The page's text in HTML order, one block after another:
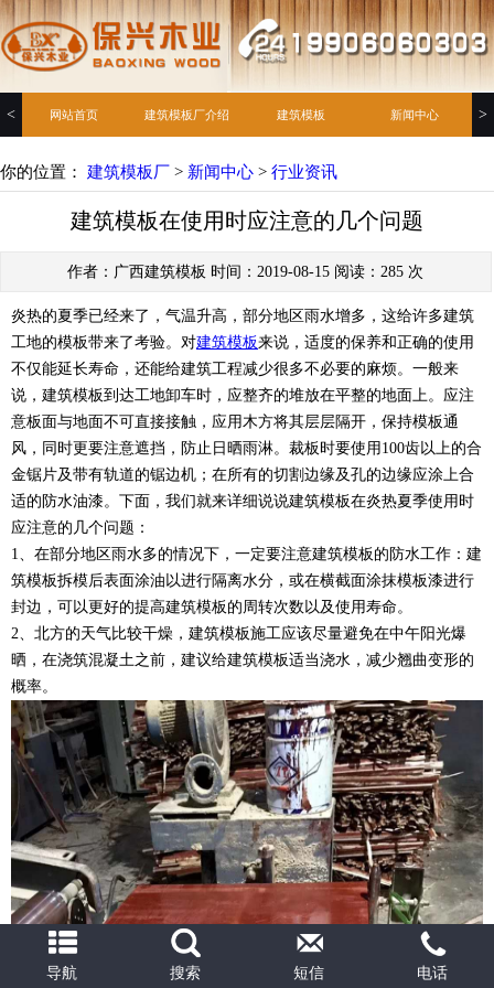
< >
网站首页 建筑模板厂介绍 建筑模板 新闻中心
你的位置： 建筑模板厂 > 新闻中心 > 行业资讯
建筑模板在使用时应注意的几个问题
作者：广西建筑模板 时间：2019-08-15 阅读：285 次
炎热的夏季已经来了，气温升高，部分地区雨水增多，这给许多建筑
工地的模板带来了考验。对建筑模板来说，适度的保养和正确的使用
不仅能延长寿命，还能给建筑工程减少很多不必要的麻烦。一般来
说，建筑模板到达工地卸车时，应整齐的堆放在平整的地面上。应注
意板面与地面不可直接接触，应用木方将其层层隔开，保持模板通
风，同时更要注意遮挡，防止日晒雨淋。裁板时要使用100齿以上的合
金锯片及带有轨道的锯边机；在所有的切割边缘及孔的边缘应涂上合
适的防水油漆。下面，我们就来详细说说建筑模板在炎热夏季使用时
应注意的几个问题：
1、在部分地区雨水多的情况下，一定要注意建筑模板的防水工作：建
筑模板拆模后表面涂油以进行隔离水分，或在横截面涂抹模板漆进行
封边，可以更好的提高建筑模板的周转次数以及使用寿命。
2、北方的天气比较干燥，建筑模板施工应该尽量避免在中午阳光爆
晒，在浇筑混凝土之前，建议给建筑模板适当浇水，减少翘曲变形的
概率。
导航 搜索 短信 电话